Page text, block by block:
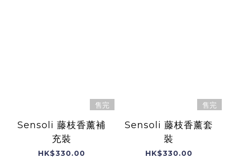
售完
Sensoli 藤枝香薰補
充裝
HK$330.00
售完
Sensoli 藤枝香薰套
裝
HK$330.00